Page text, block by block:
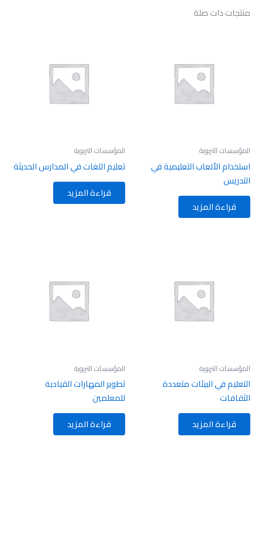
منتجات ذات صلة
المؤسسات التربوية
استخدام الألعاب التعليمية في
التدريس
قراءة المزيد
المؤسسات التربوية
تعليم اللغات في المدارس الحديثة
قراءة المزيد
المؤسسات التربوية
التعليم في البيئات متعددة
الثقافات
قراءة المزيد
المؤسسات التربوية
تطوير المهارات القيادية
للمعلمين
قراءة المزيد